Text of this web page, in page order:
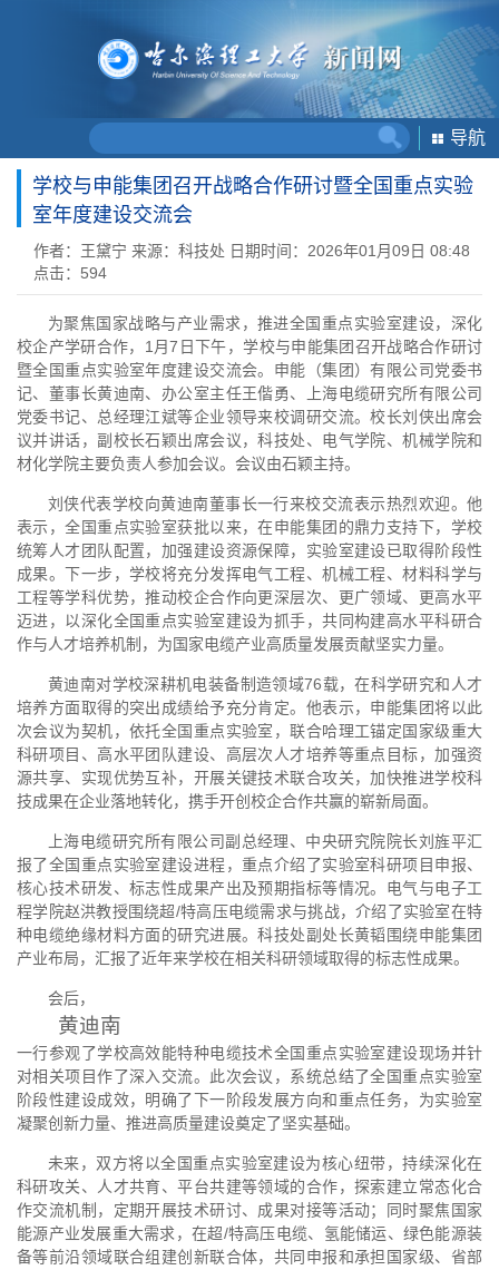
导航
学校与申能集团召开战略合作研讨暨全国重点实验
室年度建设交流会
作者：王黛宁 来源：科技处 日期时间：2026年01月09日 08:48
点击： 594
为聚焦国家战略与产业需求，推进全国重点实验室建设，深化
校企产学研合作，1月7日下午，学校与申能集团召开战略合作研讨
暨全国重点实验室年度建设交流会。申能（集团）有限公司党委书
记、董事长黄迪南、办公室主任王偕勇、上海电缆研究所有限公司
党委书记、总经理江斌等企业领导来校调研交流。校长刘侠出席会
议并讲话，副校长石颖出席会议，科技处、电气学院、机械学院和
材化学院主要负责人参加会议。会议由石颖主持。
刘侠代表学校向黄迪南董事长一行来校交流表示热烈欢迎。他
表示，全国重点实验室获批以来，在申能集团的鼎力支持下，学校
统筹人才团队配置，加强建设资源保障，实验室建设已取得阶段性
成果。下一步，学校将充分发挥电气工程、机械工程、材料科学与
工程等学科优势，推动校企合作向更深层次、更广领域、更高水平
迈进，以深化全国重点实验室建设为抓手，共同构建高水平科研合
作与人才培养机制，为国家电缆产业高质量发展贡献坚实力量。
黄迪南对学校深耕机电装备制造领域76载，在科学研究和人才
培养方面取得的突出成绩给予充分肯定。他表示，申能集团将以此
次会议为契机，依托全国重点实验室，联合哈理工锚定国家级重大
科研项目、高水平团队建设、高层次人才培养等重点目标，加强资
源共享、实现优势互补，开展关键技术联合攻关，加快推进学校科
技成果在企业落地转化，携手开创校企合作共赢的崭新局面。
上海电缆研究所有限公司副总经理、中央研究院院长刘旌平汇
报了全国重点实验室建设进程，重点介绍了实验室科研项目申报、
核心技术研发、标志性成果产出及预期指标等情况。电气与电子工
程学院赵洪教授围绕超/特高压电缆需求与挑战，介绍了实验室在特
种电缆绝缘材料方面的研究进展。科技处副处长黄韬围绕申能集团
产业布局，汇报了近年来学校在相关科研领域取得的标志性成果。
会后，
黄迪南
一行参观了学校高效能特种电缆技术全国重点实验室建设现场并针
对相关项目作了深入交流。此次会议，系统总结了全国重点实验室
阶段性建设成效，明确了下一阶段发展方向和重点任务，为实验室
凝聚创新力量、推进高质量建设奠定了坚实基础。
未来，双方将以全国重点实验室建设为核心纽带，持续深化在
科研攻关、人才共育、平台共建等领域的合作，探索建立常态化合
作交流机制，定期开展技术研讨、成果对接等活动；同时聚焦国家
能源产业发展重大需求，在超/特高压电缆、氢能储运、绿色能源装
备等前沿领域联合组建创新联合体，共同申报和承担国家级、省部